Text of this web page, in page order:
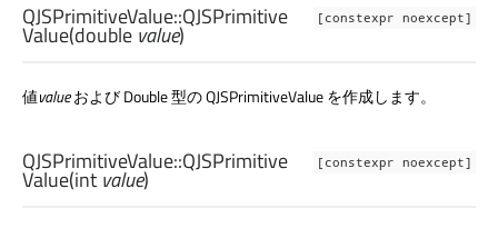
[constexpr noexcept]
QJSPrimitiveValue::QJSPrimitive
Value(double value)
値valueおよび Double 型の QJSPrimitiveValue を作成します。
[constexpr noexcept]
QJSPrimitiveValue::QJSPrimitive
Value(int value)